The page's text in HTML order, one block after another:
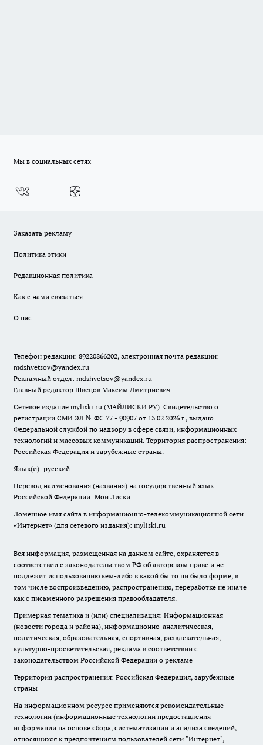
Мы в социальных сетях
Заказать рекламу
Политика этики
Редакционная политика
Как с нами связаться
О нас
Телефон редакции: 89220866202, электронная почта редакции:
mdshvetsov@yandex.ru
Рекламный отдел: mdshvetsov@yandex.ru
Главный редактор Швецов Максим Дмитриевич
Сетевое издание myliski.ru (МАЙЛИСКИ.РУ). Свидетельство о
регистрации СМИ ЭЛ № ФС 77 - 90907 от 13.02.2026 г., выдано
Федеральной службой по надзору в сфере связи, информационных
технологий и массовых коммуникаций. Территория распространения:
Российская Федерация и зарубежные страны.
Язык(и): русский
Перевод наименования (названия) на государственный язык
Российской Федерации: Мои Лиски
Доменное имя сайта в информационно-телекоммуникационной сети
«Интернет» (для сетевого издания): myliski.ru
Вся информация, размещенная на данном сайте, охраняется в
соответствии с законодательством РФ об авторском праве и не
подлежит использованию кем-либо в какой бы то ни было форме, в
том числе воспроизведению, распространению, переработке не иначе
как с письменного разрешения правообладателя.
Примерная тематика и (или) специализация: Информационная
(новости города и района), информационно-аналитическая,
политическая, образовательная, спортивная, развлекательная,
культурно-просветительская, реклама в соответствии с
законодательством Российской Федерации о рекламе
Территория распространения: Российская Федерация, зарубежные
страны
На информационном ресурсе применяются рекомендательные
технологии (информационные технологии предоставления
информации на основе сбора, систематизации и анализа сведений,
относящихся к предпочтениям пользователей сети "Интернет",